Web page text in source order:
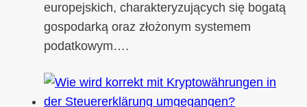
europejskich, charakteryzujących się bogatą
gospodarką oraz złożonym systemem
podatkowym….